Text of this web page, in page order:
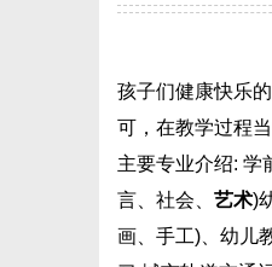
孩子们健康快乐
可，在教学过程
主要专业介绍:
言、社会、 艺术)
画、手工)、幼儿